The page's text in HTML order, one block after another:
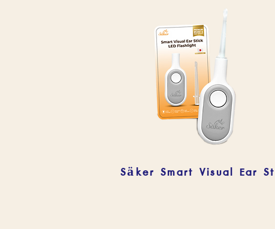
Säker Smart Visual Ear